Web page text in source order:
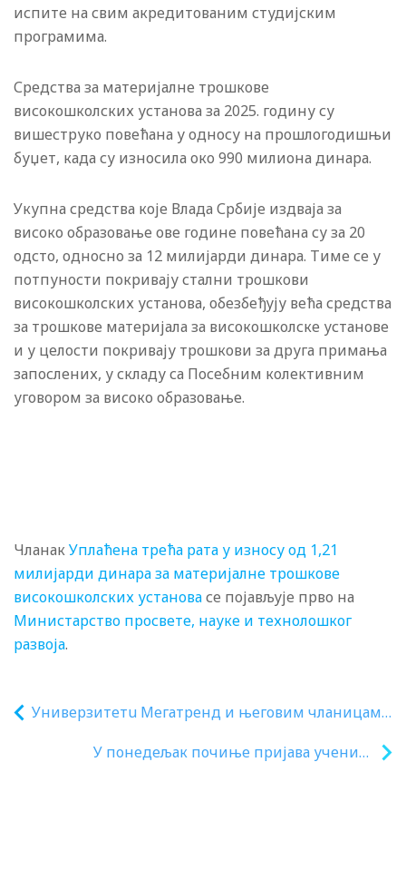
испите на свим акредитованим студијским
програмима.
Средства за материјалне трошкове
високошколских установа за 2025. годину су
вишеструко повећана у односу на прошлогодишњи
буџет, када су износила око 990 милиона динара.
Укупна средства које Влада Србије издваја за
високо образовање ове године повећана су за 20
одсто, односно за 12 милијарди динара. Тиме се у
потпуности покривају стални трошкови
високошколских установа, обезбеђују већа средства
за трошкове материјала за високошколске установе
и у целости покривају трошкови за друга примања
запослених, у складу са Посебним колективним
уговором за високо образовање.
ЧланакУплаћена трећа рата у износу од 1,21
милијарди динара за материјалне трошкове
високошколских установасе појављује прво на
Министарство просвете, науке и технолошког
развоја.
Универзитетu Мегатренд и његовим чланицама
У понедељак почиње пријава ученика